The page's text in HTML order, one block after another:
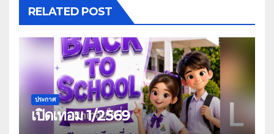
RELATED POST
ประกาศ
เปิดเทอม 1/2569